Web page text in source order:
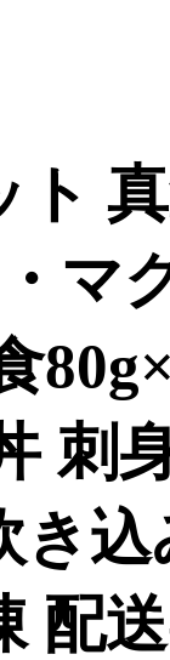
ト
マ
刺
き
配